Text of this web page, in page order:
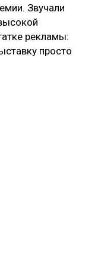
Звучали
рекламы:
просто